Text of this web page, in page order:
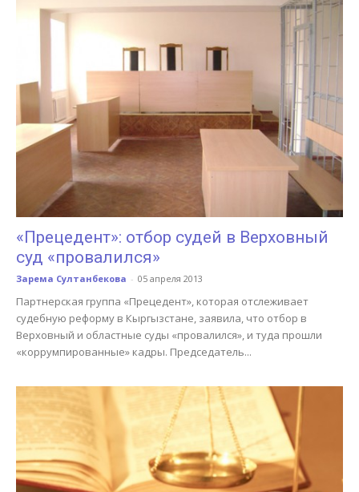
«Прецедент»: отбор судей в Верховный
суд «провалился»
Зарема Султанбекова - 05 апреля 2013
Партнерская группа «Прецедент», которая отслеживает
судебную реформу в Кыргызстане, заявила, что отбор в
Верховный и областные суды «провалился», и туда прошли
«коррумпированные» кадры. Председатель...